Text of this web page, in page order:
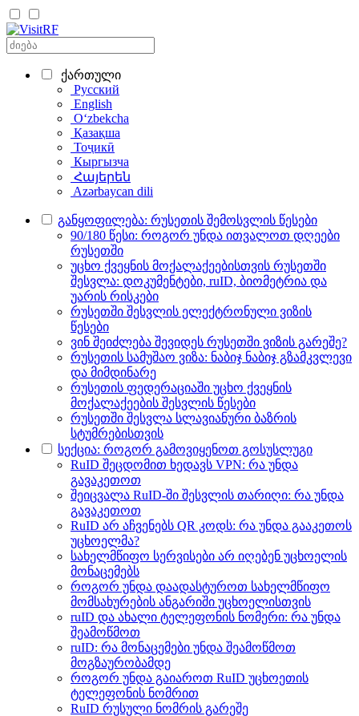
ქართული
Русский
English
Oʻzbekcha
Қазақша
Тоҷикӣ
Кыргызча
Հայերեն
Azərbaycan dili
განყოფილება: რუსეთის შემოსვლის წესები
90/180 წესი: როგორ უნდა ითვალოთ დღეები
რუსეთში
უცხო ქვეყნის მოქალაქეებისთვის რუსეთში
შესვლა: დოკუმენტები, ruID, ბიომეტრია და
უარის რისკები
რუსეთში შესვლის ელექტრონული ვიზის
წესები
ვინ შეიძლება შევიდეს რუსეთში ვიზის გარეშე?
რუსეთის სამუშაო ვიზა: ნაბიჯ ნაბიჯ გზამკვლევი
და მიმდინარე
რუსეთის ფედერაციაში უცხო ქვეყნის
მოქალაქეების შესვლის წესები
რუსეთში შესვლა სლავიანური ბაზრის
სტუმრებისთვის
სექცია: როგორ გამოვიყენოთ გოსუსლუგი
RuID შეცდომით ხედავს VPN: რა უნდა
გავაკეთოთ
შეიცვალა RuID-ში შესვლის თარიღი: რა უნდა
გავაკეთოთ
RuID არ აჩვენებს QR კოდს: რა უნდა გააკეთოს
უცხოელმა?
სახელმწიფო სერვისები არ იღებენ უცხოელის
მონაცემებს
როგორ უნდა დაადასტუროთ სახელმწიფო
მომსახურების ანგარიში უცხოელისთვის
ruID და ახალი ტელეფონის ნომერი: რა უნდა
შეამოწმოთ
ruID: რა მონაცემები უნდა შეამოწმოთ
მოგზაურობამდე
როგორ უნდა გაიაროთ RuID უცხოეთის
ტელეფონის ნომრით
RuID რუსული ნომრის გარეშე